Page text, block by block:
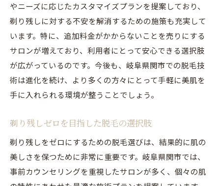
やニーズに応じたカスタマイズプランを提案しており、
剃り残しに対する不安を解消するための施策も充実して
います。特に、追加料金がかからないことを売りにする
サロンが増えており、利用者にとって安心できる選択肢
が広がっているのです。今後も、岐阜県関市での脱毛技
術は進化を続け、より多くの方々にとって手軽に美肌を
手に入れられる環境が整うことでしょう。
剃り残しゼロを目指した脱毛の選択肢
剃り残しをゼロにするための脱毛選びは、結果的に肌の
美しさを保つために非常に重要です。岐阜県関市では、
事前カウンセリングを重視したサロンが多く、個々の肌